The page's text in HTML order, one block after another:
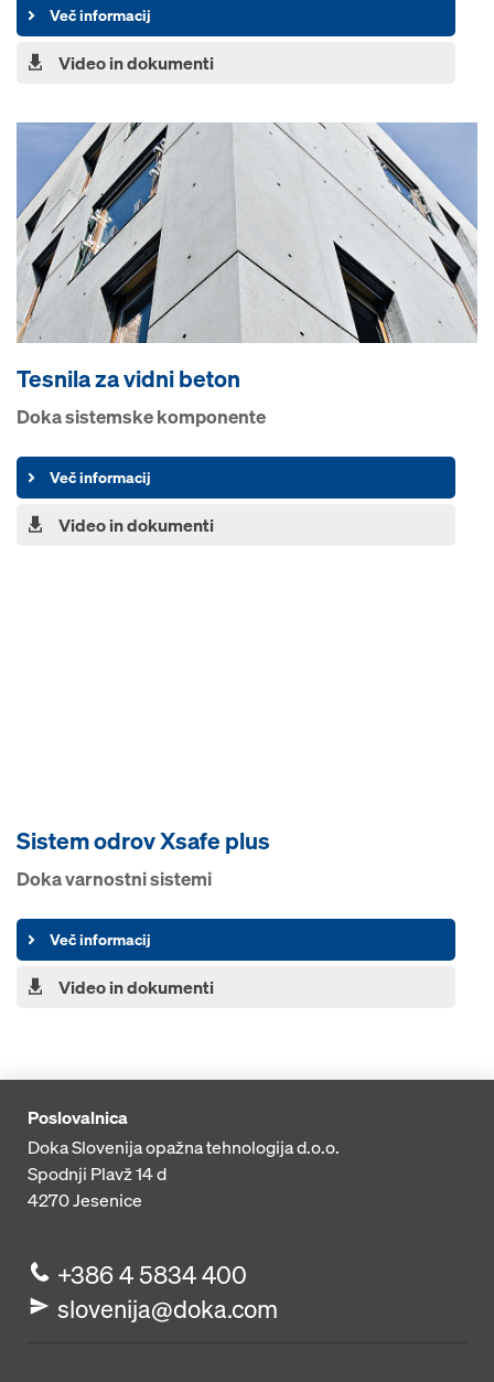
Več informacij
Video in dokumenti
Tesnila za vidni beton
Doka sistemske komponente
Več informacij
Video in dokumenti
Sistem odrov Xsafe plus
Doka varnostni sistemi
Več informacij
Video in dokumenti
Poslovalnica
Doka Slovenija opažna tehnologija d.o.o.
Spodnji Plavž 14 d
4270Jesenice
+386 4 5834 400
slovenija@doka.com